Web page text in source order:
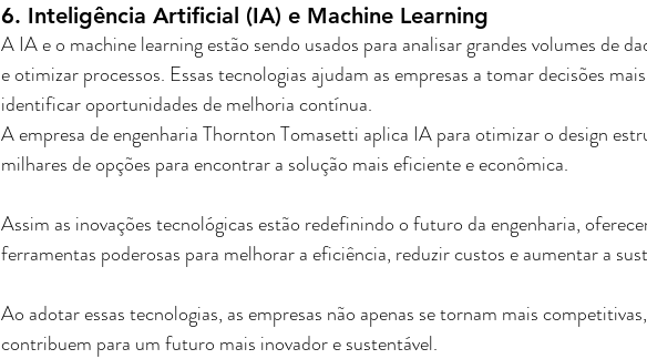
6. Inteligência Artificial (IA) e Machine Learning
A IA e o machine learning estão sendo usados para analisar grandes volumes de
e otimizar processos. Essas tecnologias ajudam as empresas a tomar decisões
identificar oportunidades de melhoria contínua.
A empresa de engenharia Thornton Tomasetti aplica IA para otimizar o design
milhares de opções para encontrar a solução mais eficiente e econômica.
Assim as inovações tecnológicas estão redefinindo o futuro da engenharia,
ferramentas poderosas para melhorar a eficiência, reduzir custos e aumentar a
Ao adotar essas tecnologias, as empresas não apenas se tornam mais
contribuem para um futuro mais inovador e sustentável.